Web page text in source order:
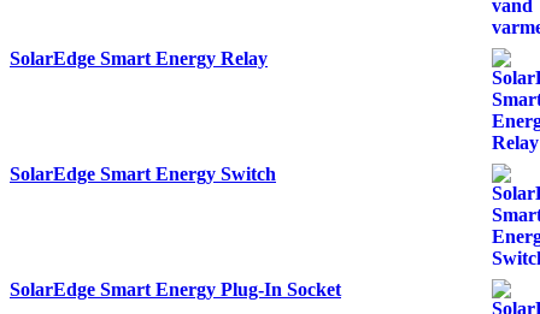
SolarEdge Smart Energy Relay
SolarEdge Smart Energy Switch
SolarEdge Smart Energy Plug-In Socket